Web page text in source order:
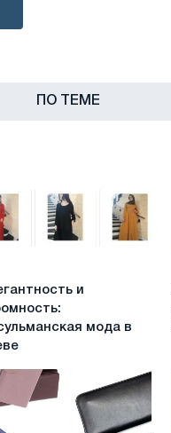
ПО ТЕМЕ
и
мода в